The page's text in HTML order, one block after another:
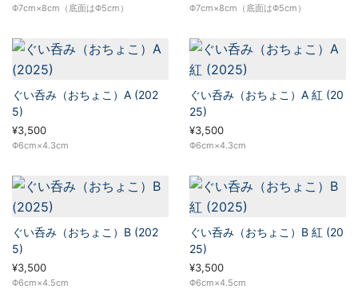
Φ7cm×8cm（底面はΦ5cm） Φ7cm×8cm（底面はΦ5cm）
ぐい呑み（おちょこ）A (202
5)
¥3,500
Φ6cm×4.3cm
ぐい呑み（おちょこ）A 紅 (20
25)
¥3,500
Φ6cm×4.3cm
ぐい呑み（おちょこ）B (202
5)
¥3,500
Φ6cm×4.5cm
ぐい呑み（おちょこ）B 紅 (20
25)
¥3,500
Φ6cm×4.5cm